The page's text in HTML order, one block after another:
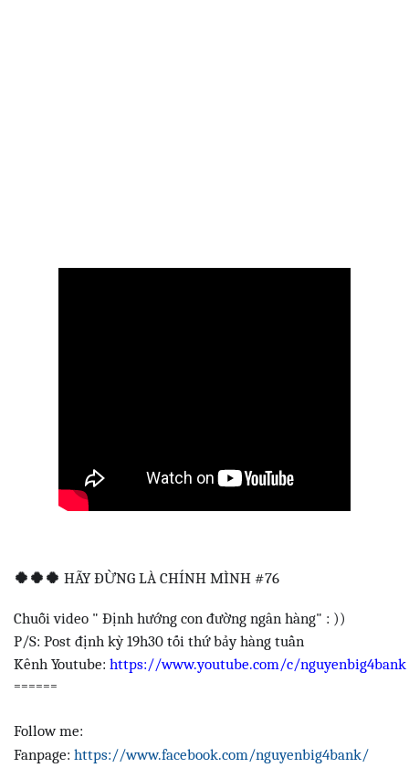
🍀 🍀 🍀 HÃY ĐỪNG LÀ CHÍNH MÌNH #76
Chuỗi video " Định hướng con đường ngân hàng" : ))
P/S: Post định kỳ 19h30 tối thứ bảy hàng tuần
Kênh Youtube: https://www.youtube.com/c/nguyenbig4bank
======
Follow me:
Fanpage: https://www.facebook.com/nguyenbig4bank/